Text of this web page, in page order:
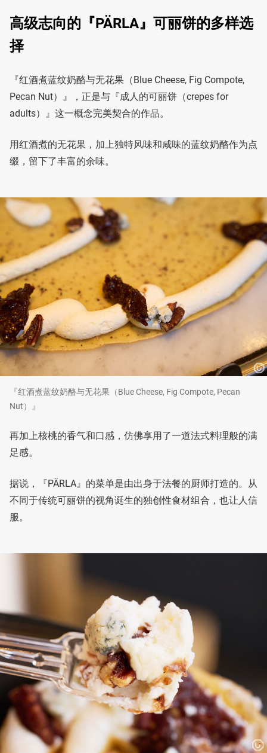
高级志向的『PÄRLA』可丽饼的多样选
择
『红酒煮蓝纹奶酪与无花果（Blue Cheese, Fig Compote,
Pecan Nut）』，正是与『成人的可丽饼（crepes for
adults）』这一概念完美契合的作品。
用红酒煮的无花果，加上独特风味和咸味的蓝纹奶酪作为点
缀，留下了丰富的余味。
『红酒煮蓝纹奶酪与无花果（Blue Cheese, Fig Compote, Pecan
Nut）』
再加上核桃的香气和口感，仿佛享用了一道法式料理般的满
足感。
据说，『PÄRLA』的菜单是由出身于法餐的厨师打造的。从
不同于传统可丽饼的视角诞生的独创性食材组合，也让人信
服。